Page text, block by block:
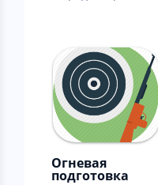
основе сайта
gorod-kimry.ru
Огневая
подготовка